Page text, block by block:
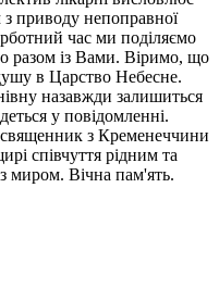
з приводу непоправної
час ми поділяємо
разом із Вами. Віримо, що
в Царство Небесне.
назавжди залишиться
у повідомленні.
з Кременеччини
співчуття рідним та
миром. Вічна пам'ять.